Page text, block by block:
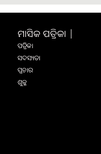
ମାସିକ ପତ୍ରିକା |
ପତ୍ରିକା
ସଦସ୍ୟତା
ପ୍ରଚାର
ଶୁଳ୍କ